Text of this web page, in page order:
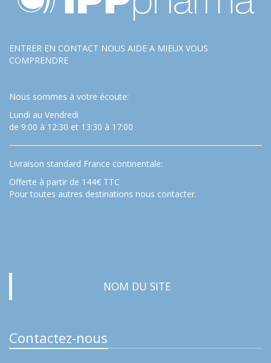
ENTRER EN CONTACT NOUS AIDE A MIEUX VOUS
COMPRENDRE
Nous sommes à votre écoute:
Lundi au Vendredi
de 9:00 à 12:30 et 13:30 à 17:00
Livraison standard France continentale:
Offerte à partir de 144€ TTC
Pour toutes autres destinations nous contacter.
…
NOM DU SITE
Contactez-nous